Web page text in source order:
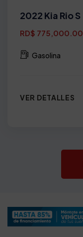
2022 Kia Rio S
RD$ 775,000.00
Gasolina
VER DETALLES